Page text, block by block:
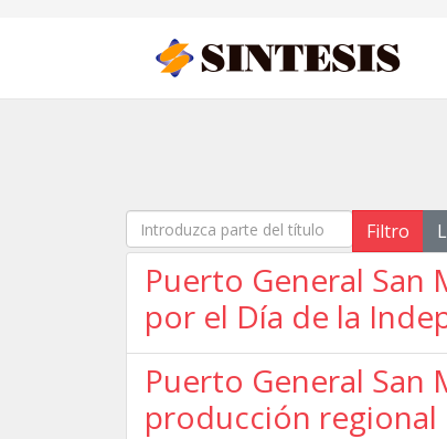
Introduzca parte del título Filtro
Puerto General
por el Día de la
Puerto General San
producción regional